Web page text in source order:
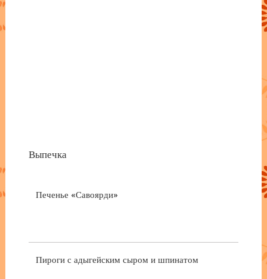
Выпечка
Печенье «Савоярди»
Пироги с адыгейским сыром и шпинатом